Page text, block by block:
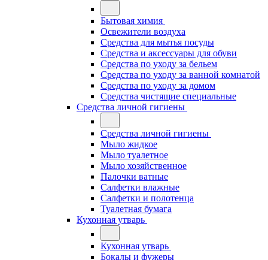
Бытовая химия
Освежители воздуха
Средства для мытья посуды
Средства и аксессуары для обуви
Средства по уходу за бельем
Средства по уходу за ванной комнатой
Средства по уходу за домом
Средства чистящие специальные
Средства личной гигиены
Средства личной гигиены
Мыло жидкое
Мыло туалетное
Мыло хозяйственное
Палочки ватные
Салфетки влажные
Салфетки и полотенца
Туалетная бумага
Кухонная утварь
Кухонная утварь
Бокалы и фужеры